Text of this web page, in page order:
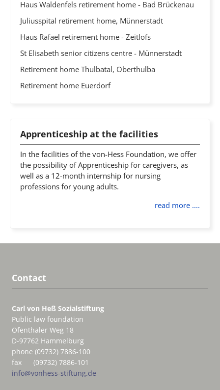
Haus Waldenfels retirement home - Bad Brückenau
Juliusspital retirement home, Münnerstadt
Haus Rafael retirement home - Zeitlofs
St Elisabeth senior citizens centre - Münnerstadt
Retirement home Thulbatal, Oberthulba
Retirement home Euerdorf
Apprenticeship at the facilities
In the facilities of the von-Hess Foundation, we offer
the possibility of Apprenticeship for caregivers, as
well as a 12-month internship for nursing
professions for young adults.
read more ....
Contact
Carl von Heß Sozialstiftung
Public law foundation
Ofenthaler Weg 18
D-97762 Hammelburg
phone (09732) 7886-100
fax (09732) 7886-101
info@vonhess-stiftung.de